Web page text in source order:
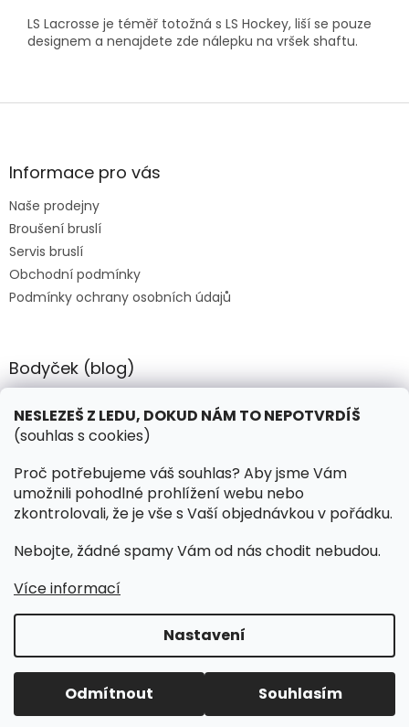
NESLEZEŠ Z LEDU, DOKUD NÁM TO NEPOTVRDÍŠ
(souhlas s cookies)
Proč potřebujeme váš souhlas? Aby jsme Vám
umožnili pohodlné prohlížení webu nebo
zkontrolovali, že je vše s Vaší objednávkou v pořádku.
Nebojte, žádné spamy Vám od nás chodit nebudou.
Více informací
Nastavení
Odmítnout Souhlasím
LS Lacrosse je téměř totožná s LS Hockey, liší se pouze
designem a nenajdete zde nálepku na vršek shaftu.
Z
aInformace pro vás
Naše prodejny
Broušení bruslí
Servis bruslí
Obchodní podmínky
Podmínky ochrany osobních údajů
Bodyček (blog)
BIOSTEEL - Kdy je vhodné pít protein?
Kontakt
objednavky @hokejnet.cz
hokejnetcz
Vytvořil Shoptet
Copyright 2026HOKEJNET.CZ . Všechna práva vyhrazena.